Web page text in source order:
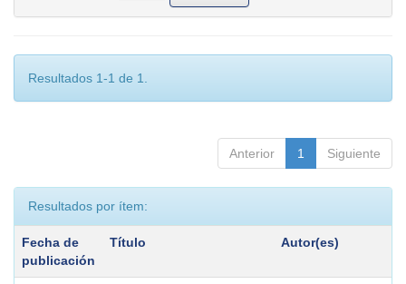
Resultados 1-1 de 1.
Anterior 1 Siguiente
Resultados por ítem:
Fecha de
publicación
Título Autor(es)